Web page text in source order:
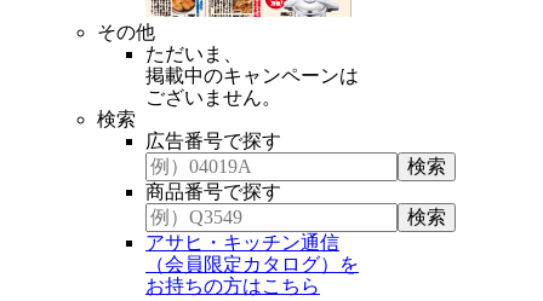
その他
ただいま、
掲載中のキャンペーンは
ございません。
検索
広告番号で探す
商品番号で探す
アサヒ・キッチン通信
（会員限定カタログ）を
お持ちの方はこちら